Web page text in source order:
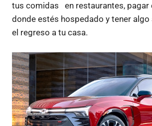
tus comidas en restaurantes, pagar
donde estés hospedado y tener
el regreso a tu casa.